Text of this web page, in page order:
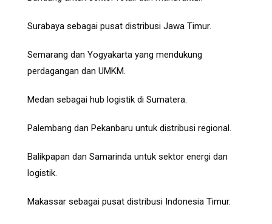
Surabaya sebagai pusat distribusi Jawa Timur.
Semarang dan Yogyakarta yang mendukung
perdagangan dan UMKM.
Medan sebagai hub logistik di Sumatera.
Palembang dan Pekanbaru untuk distribusi regional.
Balikpapan dan Samarinda untuk sektor energi dan
logistik.
Makassar sebagai pusat distribusi Indonesia Timur.